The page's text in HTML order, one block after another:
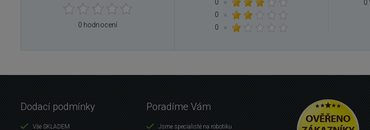
0 hodnocení
0
×
0
×
0
×
0
Dodací podmínky
Vše SKLADEM
Poradíme Vám
Jsme specialisté na robotiku